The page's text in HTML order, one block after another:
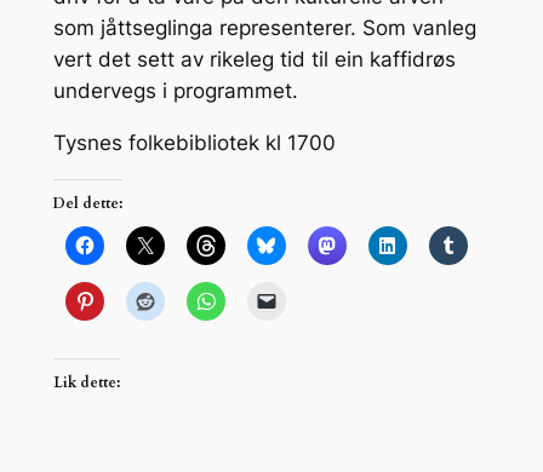
som jåttseglinga representerer. Som vanleg
vert det sett av rikeleg tid til ein kaffidrøs
undervegs i programmet.
Tysnes folkebibliotek kl 1700
Del dette:
Lik dette: